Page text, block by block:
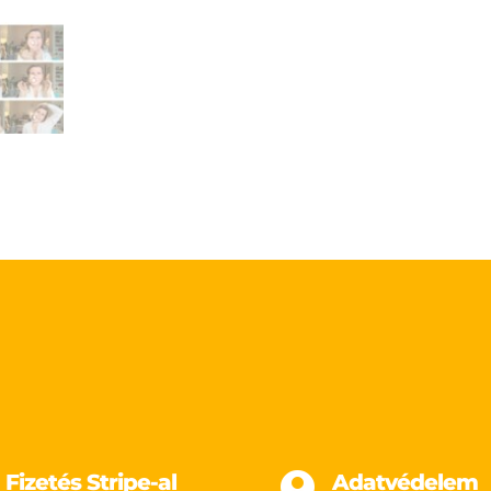
Fizetés Stripe-al Adatvédelem